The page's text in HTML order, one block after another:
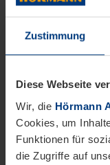
Zustimmung
Diese Webseite
Wir, die Hörmann
Cookies, um
Funktionen für
die Zugriffe auf